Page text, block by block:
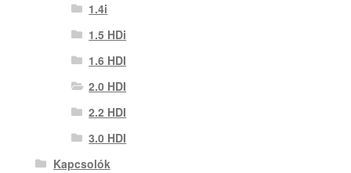
1.4i
1.5 HDi
1.6 HDI
2.0 HDI
2.2 HDI
3.0 HDI
Kapcsolók